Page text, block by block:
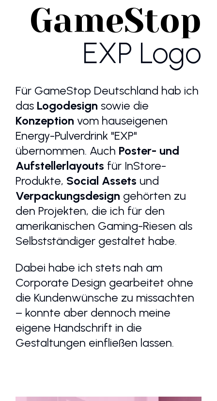
GameStop
EXP Logo
Für GameStop Deutschland hab ich
das Logodesign sowie die
Konzeption vom hauseigenen
Energy-Pulverdrink "EXP"
übernommen. Auch Poster- und
Aufstellerlayouts für InStore-
Produkte, Social Assets und
Verpackungsdesign gehörten zu
den Projekten, die ich für den
amerikanischen Gaming-Riesen als
Selbstständiger gestaltet habe.
Dabei habe ich stets nah am
Corporate Design gearbeitet ohne
die Kundenwünsche zu missachten
– konnte aber dennoch meine
eigene Handschrift in die
Gestaltungen einfließen lassen.